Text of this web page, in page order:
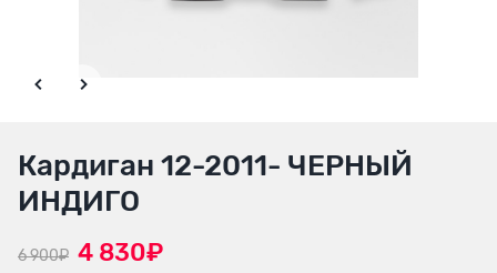
Кардиган 12-2011- ЧЕРНЫЙ
ИНДИГО
6 900₽ 4 830₽